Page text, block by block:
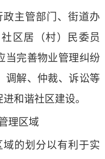
主管部门、街道办
区居（村）民委员
当完善物业管理纠纷
调解、仲裁、诉讼等
和谐社区建设。
理区域
的划分以有利于实